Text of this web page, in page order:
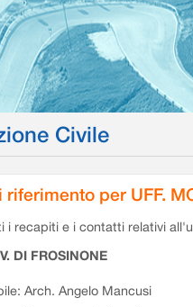
Civile
per UFF.
i recapiti e i contatti relativi
DI FROSINONE
Arch. Angelo Mancusi